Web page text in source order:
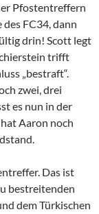
Pfostentreffern
FC34, dann
drin! Scott legt
trifft
„bestraft“.
zwei, drei
es nun in der
Aaron noch
Das ist
bestreitenden
dem Türkischen